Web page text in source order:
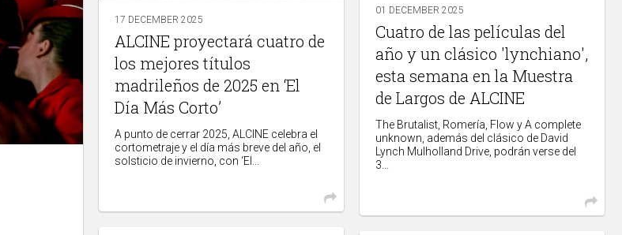
17 DECEMBER 2025
ALCINE proyectará cuatro de
los mejores títulos
madrileños de 2025 en ‘El
Día Más Corto’
A punto de cerrar 2025, ALCINE celebra el
cortometraje y el día más breve del año, el
solsticio de invierno, con ‘El...
01 DECEMBER 2025
Cuatro de las películas del
año y un clásico 'lynchiano',
esta semana en la Muestra
de Largos de ALCINE
The Brutalist, Romería, Flow y A complete
unknown, además del clásico de David
Lynch Mulholland Drive, podrán verse del
3...